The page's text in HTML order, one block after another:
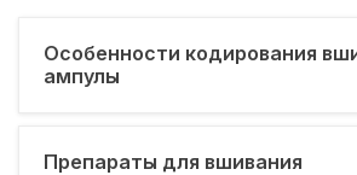
Особенности кодирования
ампулы
Препараты для вшивания